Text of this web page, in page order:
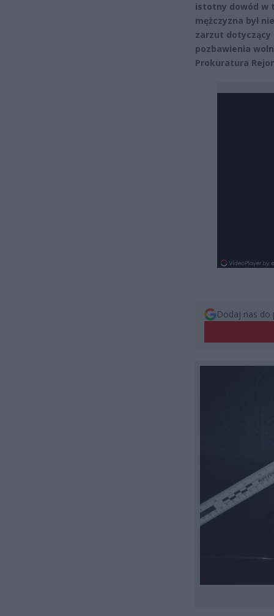
istotny dowód w
mężczyzna był
zarzut
pozbawienia
Prokuratura
Dodaj nas do